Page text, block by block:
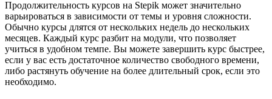
Продолжительность курсов на Stepik может значительно
варьироваться в зависимости от темы и уровня сложности.
Обычно курсы длятся от нескольких недель до нескольких
месяцев. Каждый курс разбит на модули, что позволяет
учиться в удобном темпе. Вы можете завершить курс быстрее,
если у вас есть достаточное количество свободного времени,
либо растянуть обучение на более длительный срок, если это
необходимо.